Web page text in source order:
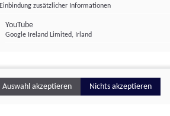
Einbindung zusätzlicher Informationen
YouTube
Google Ireland Limited, Irland
Auswahl akzeptieren Nichts akzeptieren